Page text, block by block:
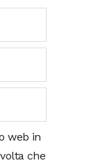
web in
che